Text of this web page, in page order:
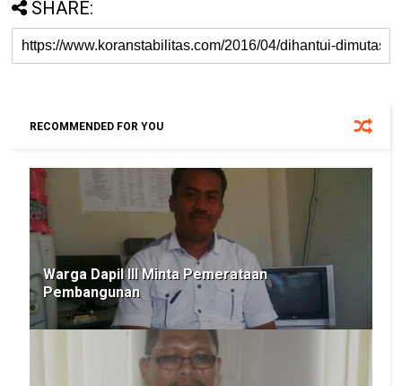
SHARE:
RECOMMENDED FOR YOU
Warga Dapil III Minta Pemerataan
Pembangunan